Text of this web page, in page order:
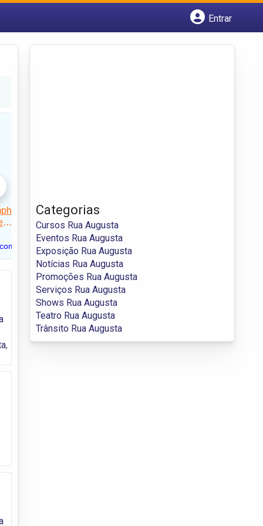
Entrar
,
Categorias
Cursos Rua Augusta
Eventos Rua Augusta
Exposição Rua Augusta
Notícias Rua Augusta
Promoções Rua Augusta
Serviços Rua Augusta
Shows Rua Augusta
Teatro Rua Augusta
Trânsito Rua Augusta